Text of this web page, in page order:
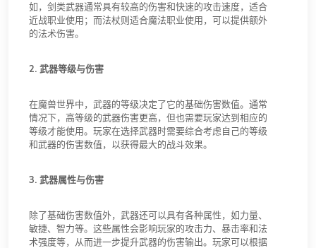
如，剑类武器通常具有较高的伤害和快速的攻击速度，适合
近战职业使用；而法杖则适合魔法职业使用，可以提供额外
的法术伤害。
2. 武器等级与伤害
在魔兽世界中，武器的等级决定了它的基础伤害数值。通常
情况下，高等级的武器伤害更高，但也需要玩家达到相应的
等级才能使用。玩家在选择武器时需要综合考虑自己的等级
和武器的伤害数值，以获得最大的战斗效果。
3. 武器属性与伤害
除了基础伤害数值外，武器还可以具有各种属性，如力量、
敏捷、智力等。这些属性会影响玩家的攻击力、暴击率和法
术强度等，从而进一步提升武器的伤害输出。玩家可以根据